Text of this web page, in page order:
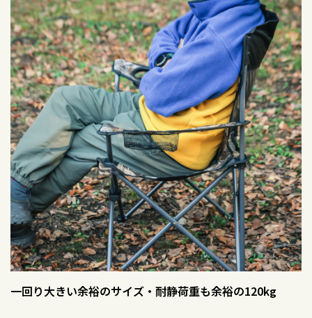
一回り大きい余裕のサイズ・耐静荷重も余裕の120kg